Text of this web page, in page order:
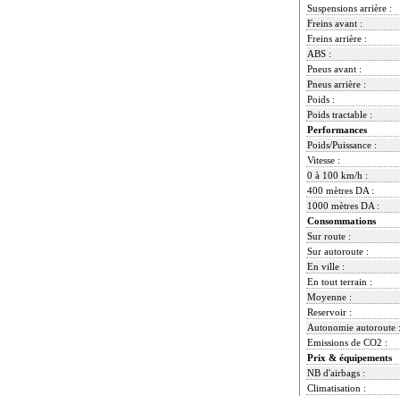
Suspensions arrière :
Freins avant :
Freins arrière :
ABS :
Pneus avant :
Pneus arrière :
Poids :
Poids tractable :
Performances
Poids/Puissance :
Vitesse :
0 à 100 km/h :
400 mètres DA :
1000 mètres DA :
Consommations
Sur route :
Sur autoroute :
En ville :
En tout terrain :
Moyenne :
Reservoir :
Autonomie autoroute :
Emissions de CO2 :
Prix & équipements
NB d'airbags :
Climatisation :